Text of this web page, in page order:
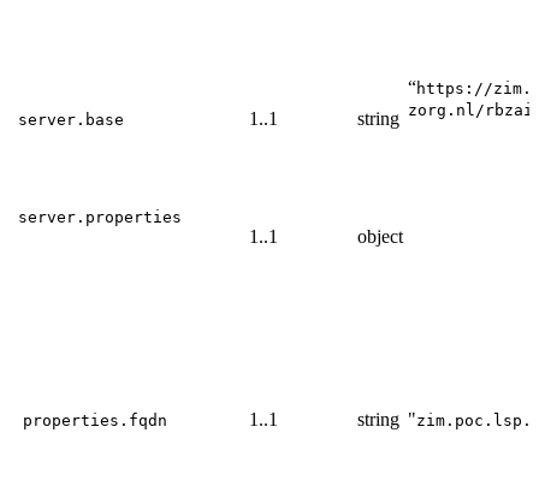
server.base 1..1 string
“https://
zorg.nl/
server.properties
1..1 object
properties.fqdn 1..1 string "